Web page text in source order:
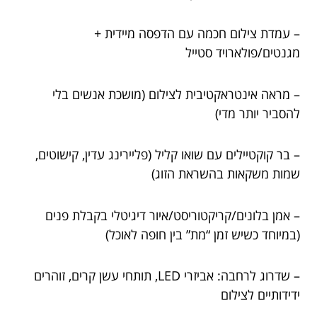
– עמדת צילום חכמה עם הדפסה מיידית +
מגנטים/פולארויד סטייל
– מראה אינטראקטיבית לצילום (מושכת אנשים בלי
להסביר יותר מדי)
– בר קוקטיילים עם שואו קליל (פליירינג עדין, קישוטים,
שמות משקאות בהשראת הזוג)
– אמן בלונים/קריקטוריסט/איור דיגיטלי בקבלת פנים
(במיוחד כשיש זמן “מת” בין חופה לאוכל)
– שדרוג לרחבה: אביזרי LED, תותחי עשן קרים, זוהרים
ידידותיים לצילום